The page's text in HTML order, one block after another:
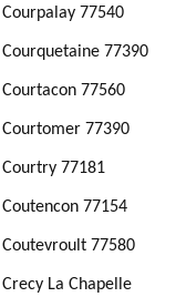
77540
77390
77560
77390
77181
77154
77580
La Chapelle